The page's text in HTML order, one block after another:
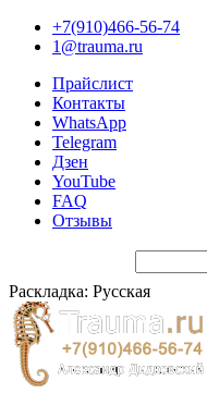
+7(910)466-56-74
1@trauma.ru
Прайслист
Контакты
WhatsApp
Telegram
Дзен
YouTube
FAQ
Отзывы
Раскладка: Русская